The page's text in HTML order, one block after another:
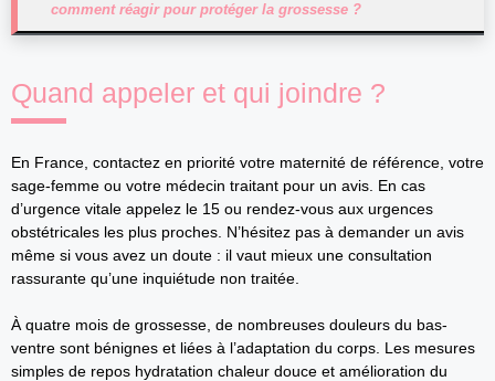
comment réagir pour protéger la grossesse ?
Quand appeler et qui joindre ?
En France, contactez en priorité votre maternité de référence, votre
sage-femme ou votre médecin traitant pour un avis. En cas
d’urgence vitale appelez le 15 ou rendez-vous aux urgences
obstétricales les plus proches. N’hésitez pas à demander un avis
même si vous avez un doute : il vaut mieux une consultation
rassurante qu’une inquiétude non traitée.
À quatre mois de grossesse, de nombreuses douleurs du bas-
ventre sont bénignes et liées à l’adaptation du corps. Les mesures
simples de repos hydratation chaleur douce et amélioration du